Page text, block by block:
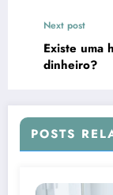
Next post
Existe uma
dinheiro?
POSTS